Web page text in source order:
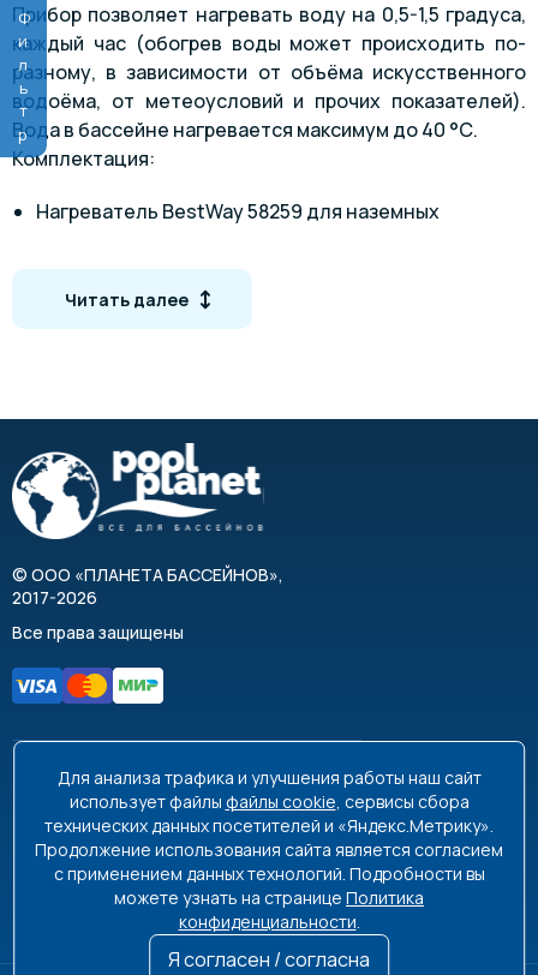
Фильтр
Прибор позволяет нагревать воду на 0,5-1,5 градуса,
каждый час (обогрев воды может происходить по-
разному, в зависимости от объёма искусственного
водоёма, от метеоусловий и прочих показателей).
Вода в бассейне нагревается максимум до 40 °С.
Комплектация:
Нагреватель BestWay 58259 для наземных
Шланг
Фитинги
Читать далее
© ООО «ПЛАНЕТА БАССЕЙНОВ»,
2017-2026
Все права защищены
8 495 663-99-48
8 800 350-99-08
info@poolplanet.ru
г. Москва, проспект Мира, д. 61
Пн-Пт 9:00-18:00 Сб-Вс выходной
Для анализа трафика и улучшения работы наш сайт
использует файлы файлы cookie, сервисы сбора
технических данных посетителей и «Яндекс.Метрику».
Продолжение использования сайта является согласием
с применением данных технологий. Подробности вы
можете узнать на странице Политика
конфиденциальности.
Я согласен / согласна